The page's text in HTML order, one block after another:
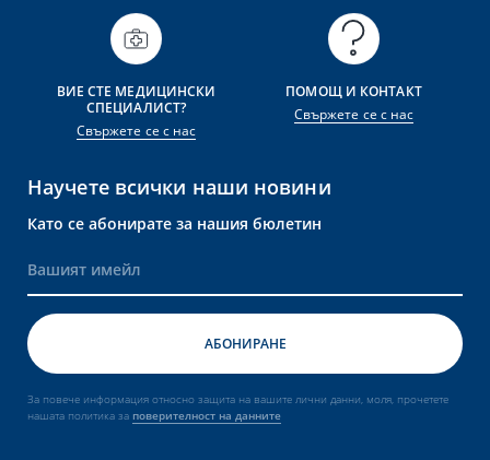
ВИЕ СТЕ МЕДИЦИНСКИ
СПЕЦИАЛИСТ?
Свържете се с нас
ПОМОЩ И КОНТАКТ
Свържете се с нас
Научете всички наши новини
Като се абонирате за нашия бюлетин
За повече информация относно защита на вашите лични данни, моля, прочетете
нашата политика за поверителност на данните